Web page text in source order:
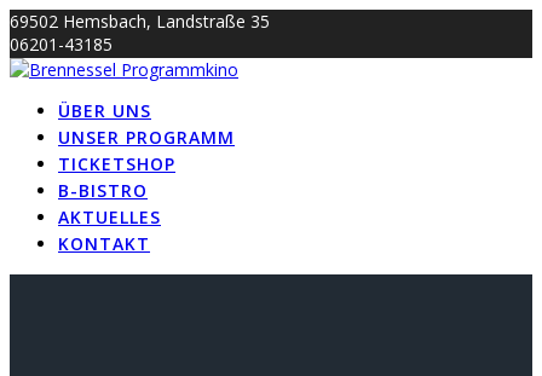
Skip
to
content
69502 Hemsbach, Landstraße 35
06201-43185
info@brennessel-kino.de
ÜBER UNS
UNSER PROGRAMM
TICKETSHOP
B-BISTRO
AKTUELLES
KONTAKT